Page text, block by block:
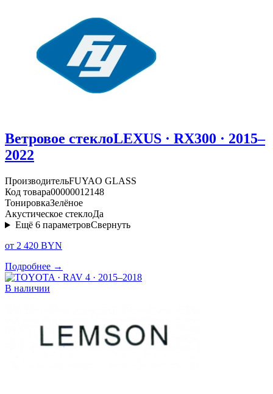
Ветровое стеклоLEXUS · RX300 · 2015–
2022
ПроизводительFUYAO GLASS
Код товара00000012148
ТонировкаЗелёное
Акустическое стеклоДа
Ещё 6 параметровСвернуть
от 2 420 BYN
Подробнее →
В наличии